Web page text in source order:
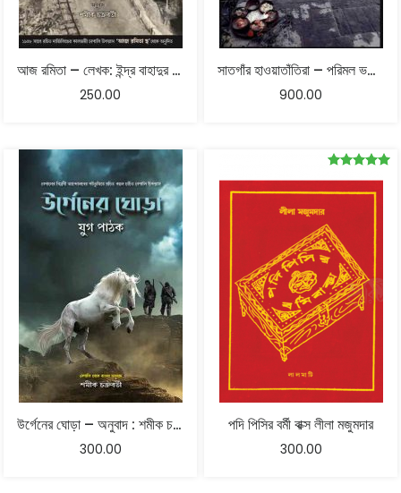
আজ রমিতা – লেখক: ইন্দ্র বাহাদুর রাই – ভাষান্তর: শমীক চক্রবর্তী
250.00
সাতগাঁর হাওয়াতাঁতিরা – পরিমল ভট্টাচার্য
900.00
উর্গেনের ঘোড়া – অনুবাদ : শমীক চক্রবর্তী
300.00
পদি পিসির বর্মী বাক্স লীলা মজুমদার
Rated5.00
out of 5
300.00